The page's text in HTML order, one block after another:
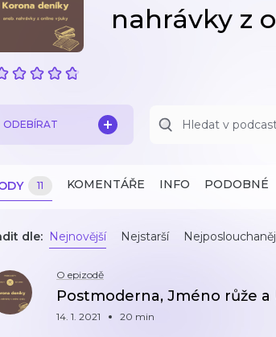
nahrávky z
ODEBÍRAT
11 KOMENTÁŘE INFO PODOBNÉ
dle: Nejnovější Nejstarší
O epizodě
Postmoderna, Jméno růže
14. 1. 2021 20 min